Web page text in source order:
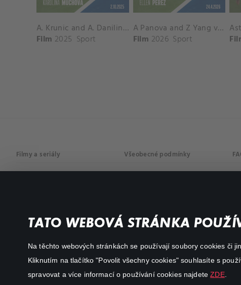
TATO WEBOVÁ STRÁNKA
Na těchto webových stránkách se používají soubory cookies či
Kliknutím na tlačítko "Povolit všechny cookies" souhlasíte s
spravovat a více informací o používání cookies najdeteZDE.
A. Krunic and A. Danilina vs. P. Hon and K. Muchova Match Highlights - BEIJING_Capital Group Diamond ( October 02, 2025)
Film 2025 Sport
A Panova and Z Yang vs D Schuurs and E Perez Match Highlights - MADRID_Court 8 ( April 24, 2026)
Film 2026 Sport
Filmy a seriály
Akční
Všeobecné podmínky